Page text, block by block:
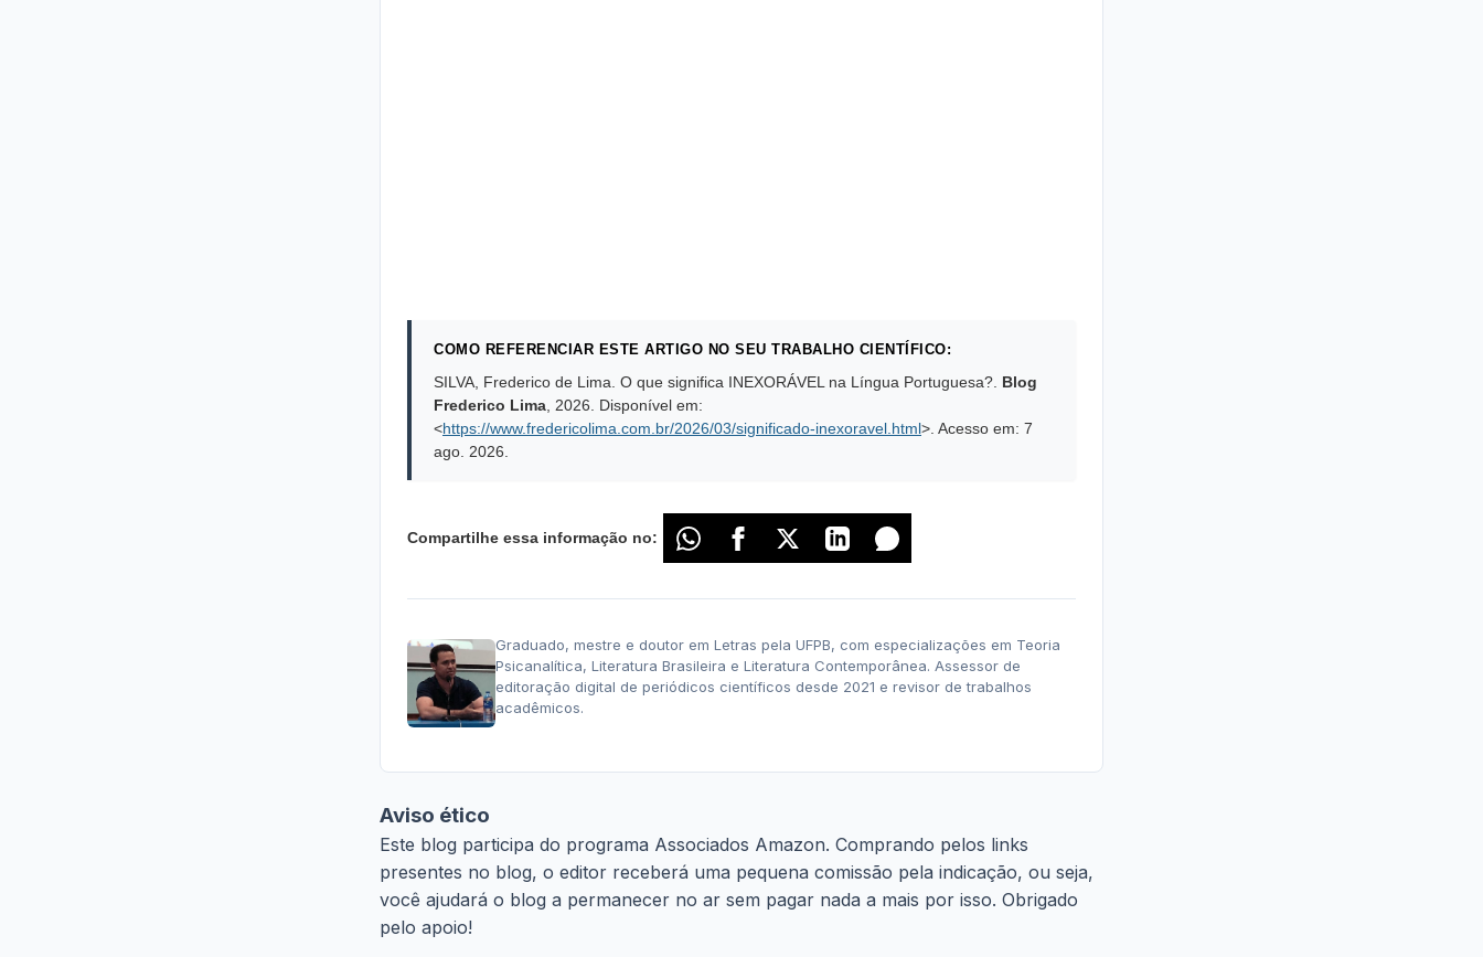
COMO REFERENCIAR ESTE ARTIGO NO SEU TRABALHO CIENTÍFICO:
SILVA, Frederico de Lima. O que significa INEXORÁVEL na Língua Portuguesa?. Blog
Frederico Lima 2026 . Disponível em:
<https://www.fredericolima.com.br/2026/03/significado-inexoravel.html>. Acesso em: 7
ago. 2026
Compartilhe essa informação no:
Graduado, mestre e doutor em Letras pela UFPB, com especializações em Teoria
Psicanalítica, Literatura Brasileira e Literatura Contemporânea. Assessor de
editoração digital de periódicos científicos desde 2021 e revisor de trabalhos
acadêmicos.
Aviso ético
Este blog participa do programa Associados Amazon. Comprando pelos links
presentes no blog, o editor receberá uma pequena comissão pela indicação, ou seja,
você ajudará o blog a permanecer no ar sem pagar nada a mais por isso. Obrigado
pelo apoio!